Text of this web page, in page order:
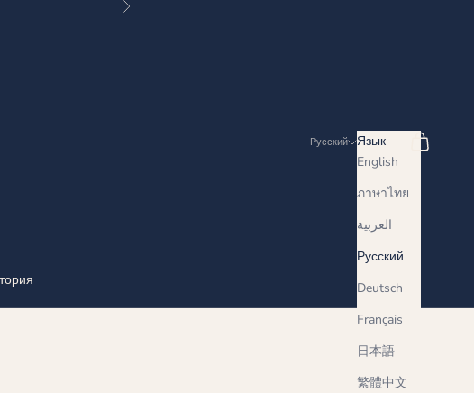
Далее
Русский
Язык
English
ภาษาไทย
العربية
Русский
Deutsch
Français
日本語
繁體中文
ПоискКорзина